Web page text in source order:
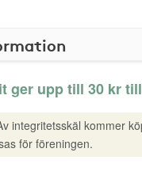
ger upp till 30 kr
integritetsskäl kommer
för föreningen.